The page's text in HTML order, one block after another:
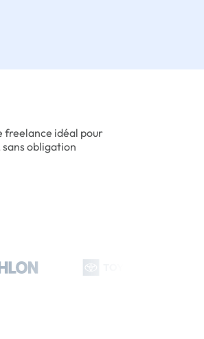
freelance idéal pour
obligation